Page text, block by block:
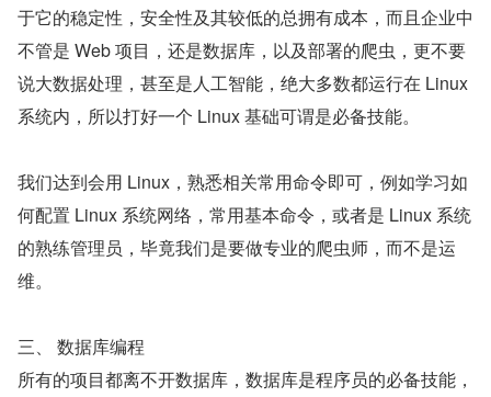
于它的稳定性，安全性及其较低的总拥有成本，而且企业中
不管是 Web 项目，还是数据库，以及部署的爬虫，更不要
说大数据处理，甚至是人工智能，绝大多数都运行在 Linux
系统内，所以打好一个 Linux 基础可谓是必备技能。
我们达到会用 Linux，熟悉相关常用命令即可，例如学习如
何配置 Linux 系统网络，常用基本命令，或者是 Linux 系统
的熟练管理员，毕竟我们是要做专业的爬虫师，而不是运
维。
三、 数据库编程
所有的项目都离不开数据库，数据库是程序员的必备技能，